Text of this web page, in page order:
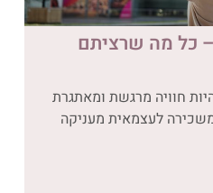
כל מה שרציתם
חוויה מרגשת ומאתגרת
לעצמאית מעניקה